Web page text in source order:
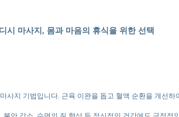
시 마사지, 몸과 마음의 휴식을 위한 선택
지 기법입니다. 근육 이완을 돕고 혈액 순환을 개선